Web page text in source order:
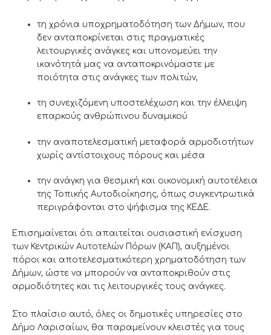
τη χρόνια υποχρηματοδότηση των Δήμων, που
δεν ανταποκρίνεται στις πραγματικές
λειτουργικές ανάγκες και υπονομεύει την
ικανότητά μας να ανταποκρινόμαστε με
ποιότητα στις ανάγκες των πολιτών,
τη συνεχιζόμενη υποστελέχωση και την έλλειψη
επαρκούς ανθρώπινου δυναμικού
την αναποτελεσματική μεταφορά αρμοδιοτήτων
χωρίς αντίστοιχους πόρους και μέσα
την ανάγκη για θεσμική και οικονομική αυτοτέλεια
της Τοπικής Αυτοδιοίκησης, όπως συγκεντρωτικά
περιγράφονται στο ψήφισμα της ΚΕΔΕ.
Επισημαίνεται ότι απαιτείται ουσιαστική ενίσχυση
των Κεντρικών Αυτοτελών Πόρων (ΚΑΠ), αυξημένοι
πόροι και αποτελεσματικότερη χρηματοδότηση των
Δήμων, ώστε να μπορούν να ανταποκριθούν στις
αρμοδιότητες και τις λειτουργικές τους ανάγκες.
Στο πλαίσιο αυτό, όλες οι δημοτικές υπηρεσίες στο
Δήμο Λαρισαίων, θα παραμείνουν κλειστές για τους